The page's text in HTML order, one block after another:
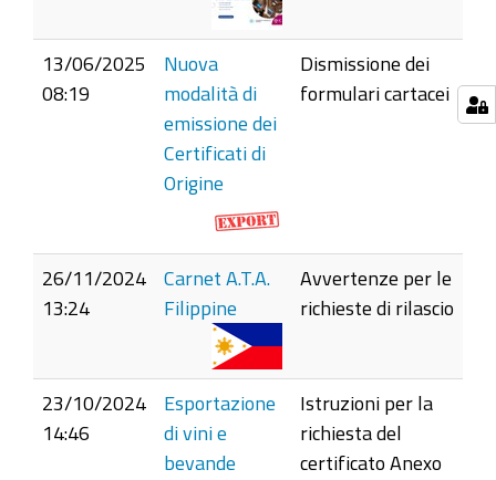
13/06/2025
08:19
Nuova
modalità di
emissione dei
Certificati di
Origine
Dismissione dei
formulari cartacei
26/11/2024
13:24
Carnet A.T.A.
Filippine
Avvertenze per le
richieste di rilascio
23/10/2024
14:46
Esportazione
di vini e
bevande
Istruzioni per la
richiesta del
certificato Anexo